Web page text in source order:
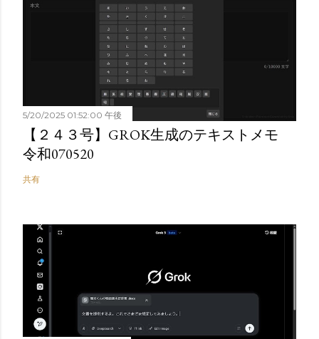
5/20/2025 01:52:00 午後
【２４３号】GROK生成のテキストメモ
令和070520
共有